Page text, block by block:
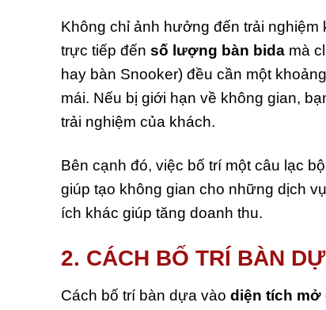
Không chỉ ảnh hưởng đến trải nghiệm
trực tiếp đến số lượng bàn bida mà
hay bàn Snooker) đều cần một
mái. Nếu bị giới hạn về không gian,
trải nghiệm của khách.
Bên cạnh đó, việc bố trí một câu lạc
giúp tạo không gian cho những dịch
ích khác giúp tăng doanh thu.
2. CÁCH BỐ TRÍ BÀN
Cách bố trí bàn dựa vào diện tích mở